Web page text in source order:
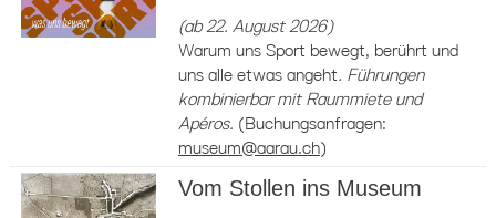
(ab 22. August 2026)
Warum uns Sport bewegt, berührt und
uns alle etwas angeht. Führungen
kombinierbar mit Raummiete und
Apéros. (Buchungsanfragen:
museum@aarau.ch)
Vom Stollen ins Museum